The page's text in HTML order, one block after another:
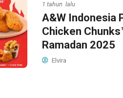
1 tahun lalu
A&W Indonesia
Chicken
Ramadan 2025
Elvira